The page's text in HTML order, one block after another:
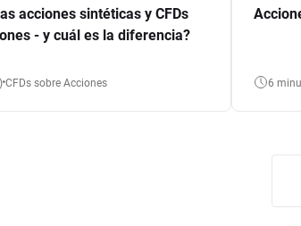
acciones sintéticas y CFDs
- y cuál es la diferencia?
CFDs sobre Acciones 6